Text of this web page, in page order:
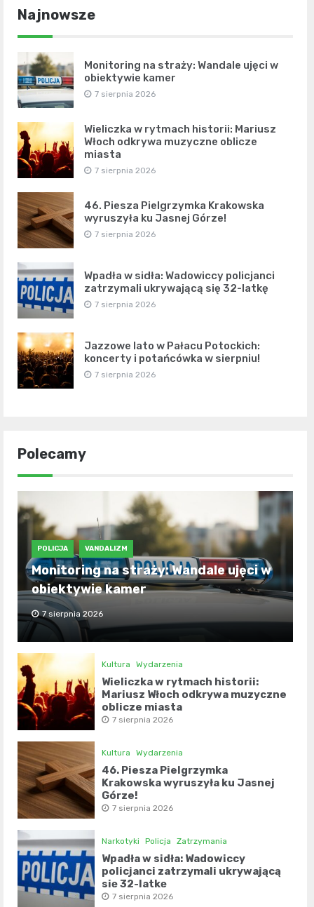
Najnowsze
Monitoring na straży: Wandale ujęci w
obiektywie kamer
7 sierpnia 2026
Wieliczka w rytmach historii: Mariusz
Włoch odkrywa muzyczne oblicze
miasta
7 sierpnia 2026
46. Piesza Pielgrzymka Krakowska
wyruszyła ku Jasnej Górze!
7 sierpnia 2026
Wpadła w sidła: Wadowiccy policjanci
zatrzymali ukrywającą się 32-latkę
7 sierpnia 2026
Jazzowe lato w Pałacu Potockich:
koncerty i potańcówka w sierpniu!
7 sierpnia 2026
Polecamy
POLICJA VANDALIZM
Monitoring na straży: Wandale ujęci w
obiektywie kamer
7 sierpnia 2026
Kultura Wydarzenia
Wieliczka w rytmach historii:
Mariusz Włoch odkrywa muzyczne
oblicze miasta
7 sierpnia 2026
Kultura Wydarzenia
46. Piesza Pielgrzymka
Krakowska wyruszyła ku Jasnej
Górze!
7 sierpnia 2026
Narkotyki Policja Zatrzymania
Wpadła w sidła: Wadowiccy
policjanci zatrzymali ukrywającą
się 32-latkę
7 sierpnia 2026